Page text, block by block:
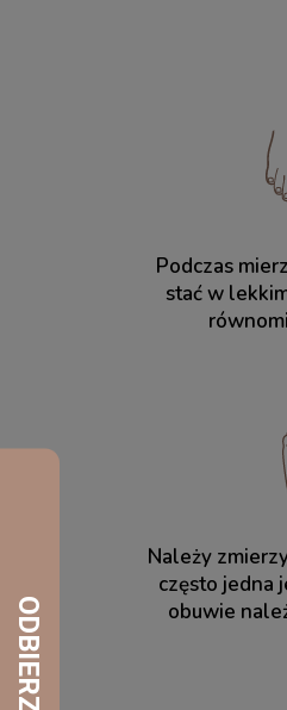
Podczas
stać w
Należy
często jedna
obuwie